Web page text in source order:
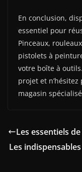
En conclusion,
essentiel pour
Pinceaux,
pistolets à
votre boîte à
projet et
magasin
Les essentiels
Les